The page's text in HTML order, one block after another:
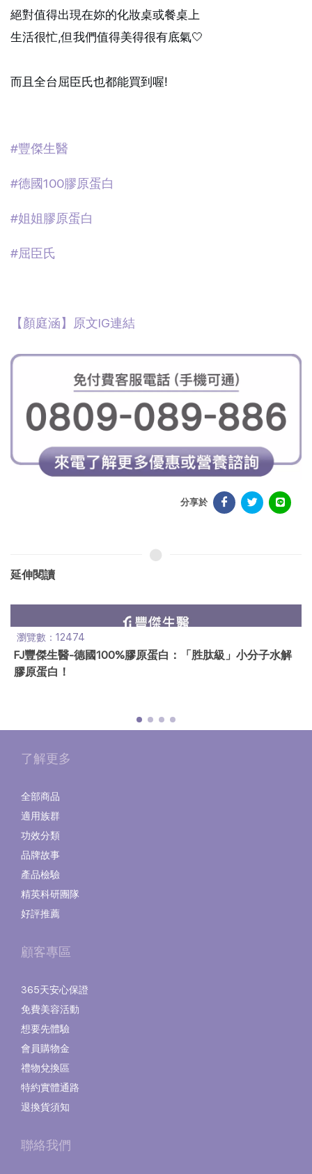
絕對值得出現在妳的化妝桌或餐桌上
生活很忙,但我們值得美得很有底氣🤍
而且全台屈臣氏也都能買到喔!
#豐傑生醫
#德國100膠原蛋白
#姐姐膠原蛋白
#屈臣氏
【顏庭涵】原文IG連結
分享於
延伸閱讀
瀏覽數：12474
FJ豐傑生醫-德國100%膠原蛋白：「胜肽級」小分子水解
膠原蛋白！
了解更多
全部商品
適用族群
功效分類
品牌故事
產品檢驗
精英科研團隊
好評推薦
顧客專區
365天安心保證
免費美容活動
想要先體驗
會員購物金
禮物兌換區
特約實體通路
退換貨須知
聯絡我們